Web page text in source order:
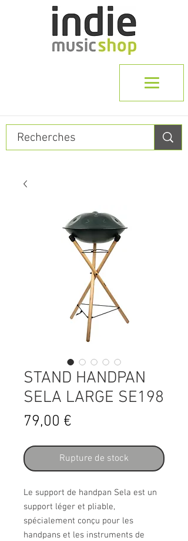
STAND HANDPAN
SELA LARGE SE198
79,00 €
Rupture de stock
Le support de handpan Sela est un
support léger et pliable,
spécialement conçu pour les
handpans et les instruments de